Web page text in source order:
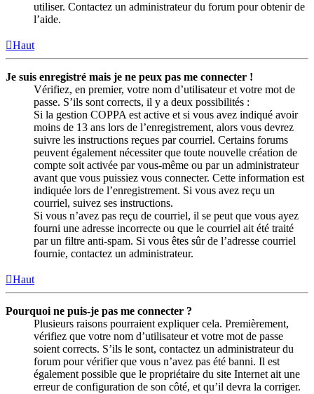
utiliser. Contactez un administrateur du forum pour obtenir de
l’aide.
Haut
Je suis enregistré mais je ne peux pas me connecter !
Vérifiez, en premier, votre nom d’utilisateur et votre mot de
passe. S’ils sont corrects, il y a deux possibilités :
Si la gestion COPPA est active et si vous avez indiqué avoir
moins de 13 ans lors de l’enregistrement, alors vous devrez
suivre les instructions reçues par courriel. Certains forums
peuvent également nécessiter que toute nouvelle création de
compte soit activée par vous-même ou par un administrateur
avant que vous puissiez vous connecter. Cette information est
indiquée lors de l’enregistrement. Si vous avez reçu un
courriel, suivez ses instructions.
Si vous n’avez pas reçu de courriel, il se peut que vous ayez
fourni une adresse incorrecte ou que le courriel ait été traité
par un filtre anti-spam. Si vous êtes sûr de l’adresse courriel
fournie, contactez un administrateur.
Haut
Pourquoi ne puis-je pas me connecter ?
Plusieurs raisons pourraient expliquer cela. Premièrement,
vérifiez que votre nom d’utilisateur et votre mot de passe
soient corrects. S’ils le sont, contactez un administrateur du
forum pour vérifier que vous n’avez pas été banni. Il est
également possible que le propriétaire du site Internet ait une
erreur de configuration de son côté, et qu’il devra la corriger.